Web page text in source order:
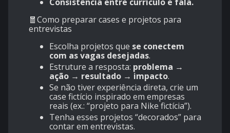
🧧Como preparar cases e projetos para
entrevistas
Escolha projetos que se conectem
com as vagas desejadas.
Estruture a resposta: problema →
ação → resultado → impacto.
Se não tiver experiência direta, crie um
case fictício inspirado em empresas
reais (ex.: “projeto para Nike fictícia”).
Tenha esses projetos “decorados” para
contar em entrevistas.